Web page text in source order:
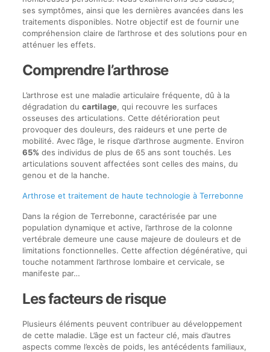
ses symptômes, ainsi que les dernières avancées dans les
traitements disponibles. Notre objectif est de fournir une
compréhension claire de l’arthrose et des solutions pour en
atténuer les effets.
Comprendre l’arthrose
L’arthrose est une maladie articulaire fréquente, dû à la
dégradation du cartilage, qui recouvre les surfaces
osseuses des articulations. Cette détérioration peut
provoquer des douleurs, des raideurs et une perte de
mobilité. Avec l’âge, le risque d’arthrose augmente. Environ
65% des individus de plus de 65 ans sont touchés. Les
articulations souvent affectées sont celles des mains, du
genou et de la hanche.
Arthrose et traitement de haute technologie à Terrebonne
Dans la région de Terrebonne, caractérisée par une
population dynamique et active, l’arthrose de la colonne
vertébrale demeure une cause majeure de douleurs et de
limitations fonctionnelles. Cette affection dégénérative, qui
touche notamment l’arthrose lombaire et cervicale, se
manifeste par…
Les facteurs de risque
Plusieurs éléments peuvent contribuer au développement
de cette maladie. L’âge est un facteur clé, mais d’autres
aspects comme l’excès de poids, les antécédents familiaux,